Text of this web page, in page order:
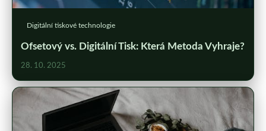
Digitální tiskové technologie
Ofsetový vs. Digitální Tisk: Která Metoda Vyhraje?
28. 10. 2025